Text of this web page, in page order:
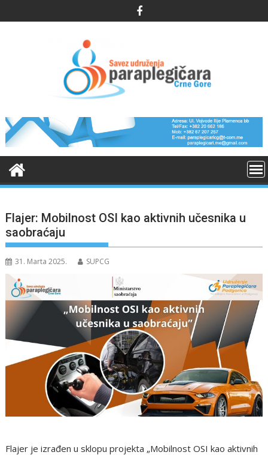
to
Flajer: Mobilnost OSI kao aktivnih učesnika u
saobraćaju
31. Marta 2025. SUPCG
Flajer je izrađen u sklopu projekta „Mobilnost OSI kao aktivnih